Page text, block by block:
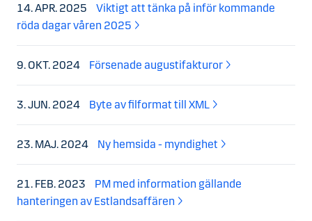
14. APR. 2025
Viktigt att tänka på inför kommande
röda dagar våren 2025
9. OKT. 2024 Försenade augustifakturor
3. JUN. 2024 Byte av filformat till XML
23. MAJ. 2024 Ny hemsida - myndighet
21. FEB. 2023
PM med information gällande
hanteringen av Estlandsaffären